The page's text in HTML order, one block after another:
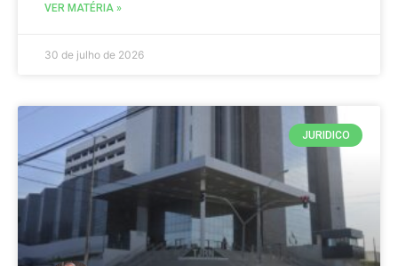
VER MATÉRIA »
30 de julho de 2026
JURIDICO